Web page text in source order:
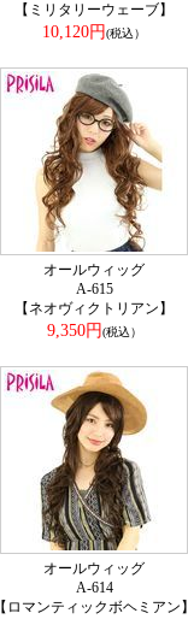
【ミリタリーウェーブ】
10,120円(税込）
オールウィッグ
A-615
【ネオヴィクトリアン】
9,350円(税込）
オールウィッグ
A-614
【ロマンティックボヘミアン】